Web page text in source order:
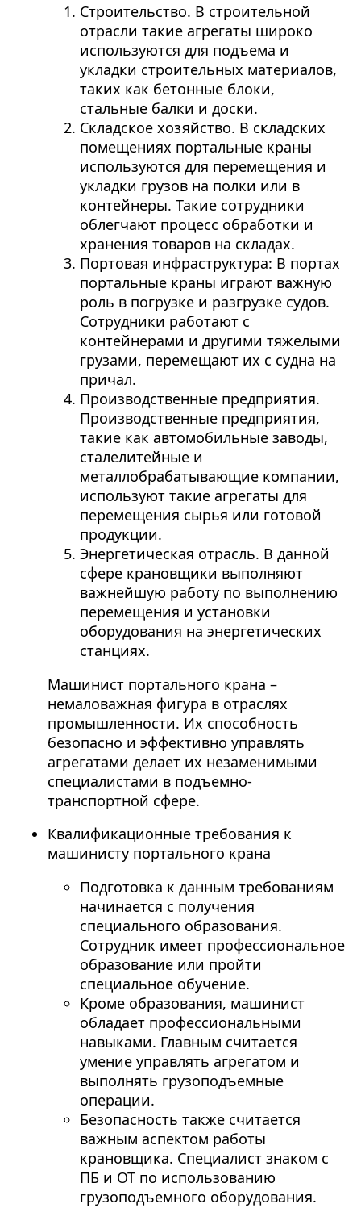
Строительство. В строительной
отрасли такие агрегаты широко
используются для подъема и
укладки строительных материалов,
таких как бетонные блоки,
стальные балки и доски.
Складское хозяйство. В складских
помещениях портальные краны
используются для перемещения и
укладки грузов на полки или в
контейнеры. Такие сотрудники
облегчают процесс обработки и
хранения товаров на складах.
Портовая инфраструктура: В портах
портальные краны играют важную
роль в погрузке и разгрузке судов.
Сотрудники работают с
контейнерами и другими тяжелыми
грузами, перемещают их с судна на
причал.
Производственные предприятия.
Производственные предприятия,
такие как автомобильные заводы,
сталелитейные и
металлобрабатывающие компании,
используют такие агрегаты для
перемещения сырья или готовой
продукции.
Энергетическая отрасль. В данной
сфере крановщики выполняют
важнейшую работу по выполнению
перемещения и установки
оборудования на энергетических
станциях.
Машинист портального крана –
немаловажная фигура в отраслях
промышленности. Их способность
безопасно и эффективно управлять
агрегатами делает их незаменимыми
специалистами в подъемно-
транспортной сфере.
Квалификационные требования к
машинисту портального крана
Подготовка к данным требованиям
начинается с получения
специального образования.
Сотрудник имеет профессиональное
образование или пройти
специальное обучение.
Кроме образования, машинист
обладает профессиональными
навыками. Главным считается
умение управлять агрегатом и
выполнять грузоподъемные
операции.
Безопасность также считается
важным аспектом работы
крановщика. Специалист знаком с
ПБ и ОТ по использованию
грузоподъемного оборудования.